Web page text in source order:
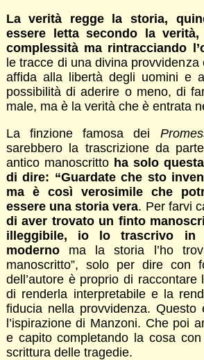
La verità regge la storia,
essere letta secondo la
complessità ma rintracciando
le tracce di una divina
affida alla libertà degli uomini e
possibilità di aderire o meno, di
male, ma è la verità che è entrata
La finzione famosa dei
sarebbero la trascrizione da
antico manoscritto ha solo
di dire: “Guardate che sto
ma è così verosimile che
essere una storia vera. Per farvi
di aver trovato un finto
illeggibile, io lo trascrivo in
modernoma la storia l’ho
manoscritto”, solo per dire con
dell’autore è proprio di
di renderla interpretabile e la
fiducia nella provvidenza. Questo
l’ispirazione di Manzoni. Che poi
e capito completando la cosa con
scrittura delle tragedie.